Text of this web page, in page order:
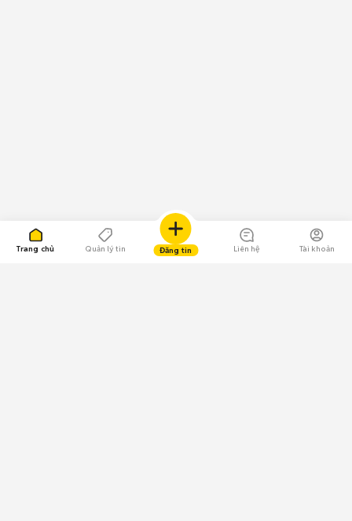
Trang chủ Quản lý tin Đăng tin Liên hệ Tài khoản